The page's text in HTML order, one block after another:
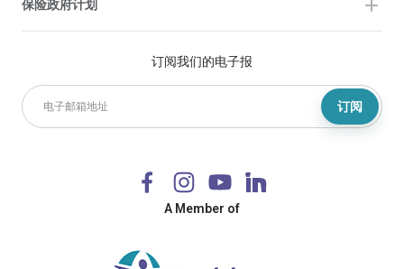
订阅我们的电子报
订阅
A Member of
保险政府计划